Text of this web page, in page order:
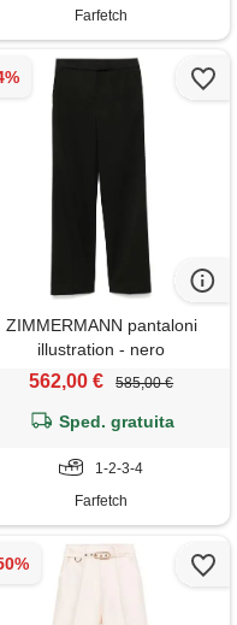
Farfetch
ZIMMERMANN pantaloni
illustration - nero
562,00 € 585,00 €
Sped. gratuita
1-2-3-4
Farfetch